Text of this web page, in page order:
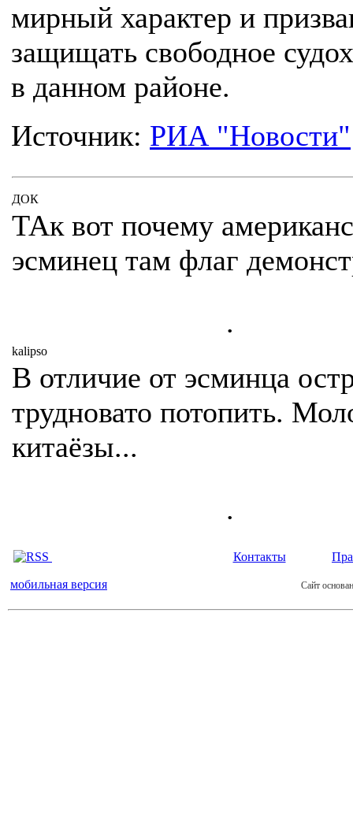
мирный характер и
защищать свободное
в данном районе.
Источник: РИА "Новости"
ДОК
ТАк вот почему
эсминец там флаг
.
kalipso
В отличие от эсминца
трудновато потопить.
китаёзы...
.
Контакты
мобильная версия Сайт